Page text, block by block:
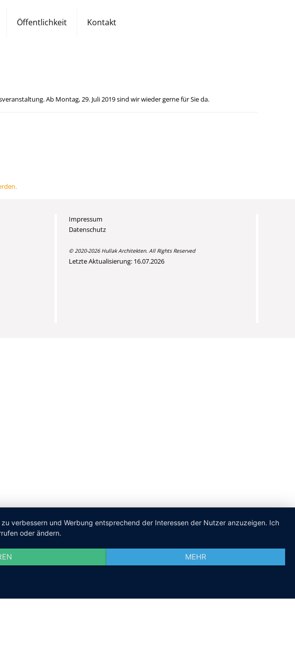
Öffentlichkeit Kontakt
Ab Montag, 29. Juli 2019 sind wir wieder gerne für Sie da.
Impressum
Datenschutz
© 2020-2026 Hullak Architekten. All Rights Reserved
Letzte Aktualisierung: 16.07.2026
verbessern und Werbung entsprechend der Interessen der Nutzer anzuzeigen. Ich
oder ändern.
MEHR